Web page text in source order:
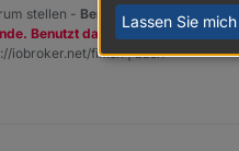
stellen - Benutzt das Voting
Benutzt dazu den
iobroker.net/fix.sh | bash -
Lassen Sie